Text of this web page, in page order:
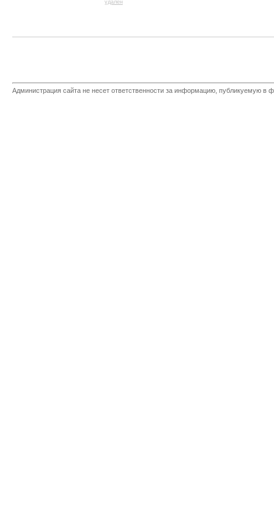
удален
Администрация сайта не несет ответственности за информацию, публикуемую